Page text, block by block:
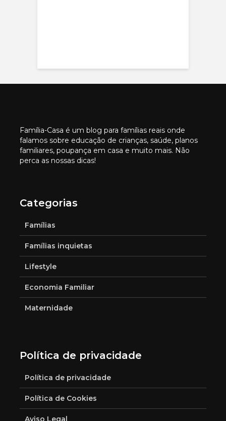
Família-Casa é um blog para famílias reais onde
falamos sobre educação de crianças, saúde, planos
familiares, poupança em casa e muito mais. Não
perca as nossas dicas!
Categorias
Famílias
Famílias inquietas
Lifestyle
Economia Familiar
Maternidade
Política de privacidade
Política de privacidade
Política de Cookies
Aviso Legal